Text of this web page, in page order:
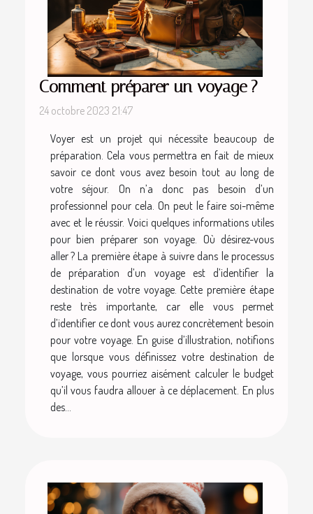
Comment préparer un voyage ?
24 octobre 2023 21:47
Voyer est un projet qui nécessite beaucoup de
préparation. Cela vous permettra en fait de mieux
savoir ce dont vous avez besoin tout au long de
votre séjour. On n’a donc pas besoin d’un
professionnel pour cela. On peut le faire soi-même
avec et le réussir. Voici quelques informations utiles
pour bien préparer son voyage. Où désirez-vous
aller ? La première étape à suivre dans le processus
de préparation d’un voyage est d’identifier la
destination de votre voyage. Cette première étape
reste très importante, car elle vous permet
d’identifier ce dont vous aurez concrètement besoin
pour votre voyage. En guise d’illustration, notifions
que lorsque vous définissez votre destination de
voyage, vous pourriez aisément calculer le budget
qu’il vous faudra allouer à ce déplacement. En plus
des...